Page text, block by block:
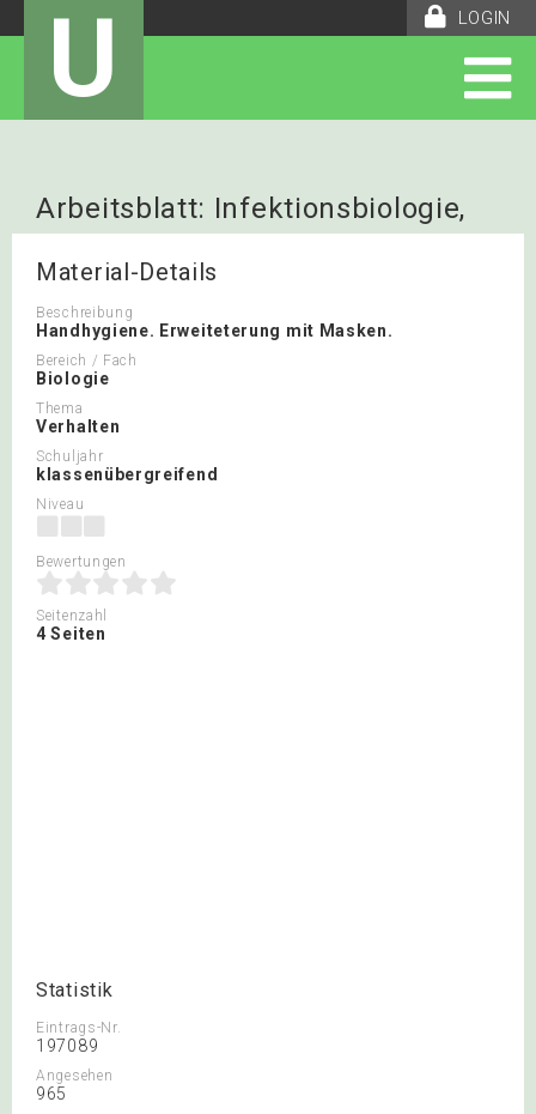
LOGIN
U
Arbeitsblatt: Infektionsbiologie,
Experiment
Material-Details
Beschreibung
Handhygiene. Erweiteterung mit Masken.
Bereich / Fach
Biologie
Thema
Verhalten
Schuljahr
klassenübergreifend
Niveau
Bewertungen
Seitenzahl
4 Seiten
Statistik
Eintrags-Nr.
197089
Angesehen
965